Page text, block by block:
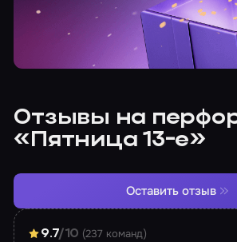
Отзывы на
«Пятница 13-е»
9.7/10 (237 команд)
Оставить отзыв